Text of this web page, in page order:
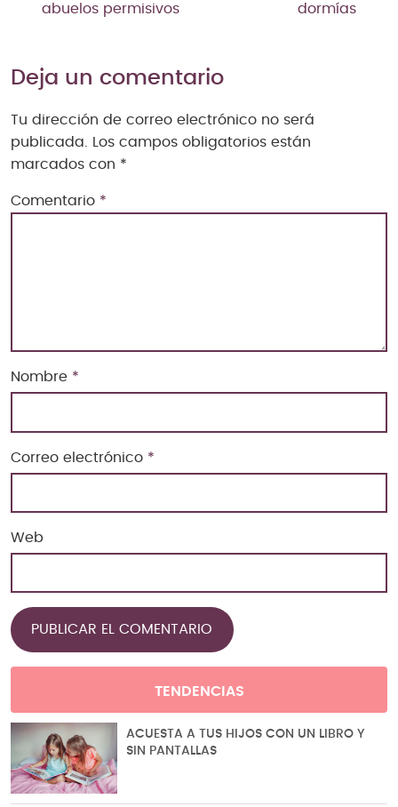
abuelos permisivos
dormías
Deja un comentario
Tu dirección de correo electrónico no será
publicada.
Los campos obligatorios están
marcados con *
Comentario *
Nombre *
Correo electrónico *
Web
TENDENCIAS
ACUESTA A TUS HIJOS CON UN LIBRO Y
SIN PANTALLAS